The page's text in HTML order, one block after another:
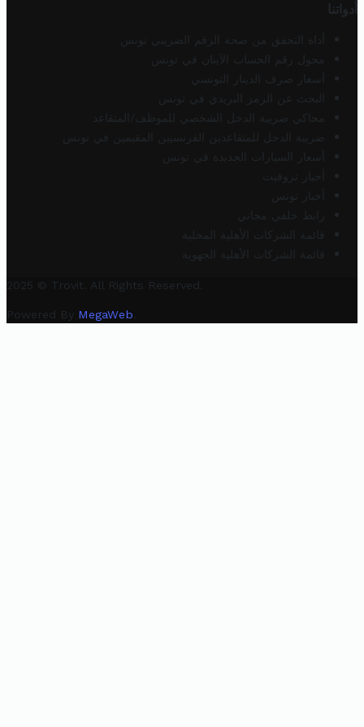
أدواتنا
أداة التحقق من صحة الرقم الضريبي تونس
محول رقم الحساب الآيبان في تونس
أسعار صرف الدينار التونسي
البحث عن الرمز البريدي في تونس
محاكي ضريبة الدخل الشخصي للموظف/المتقاعد
ضريبة الدخل للمتقاعدين الفرنسيين المقيمين في تونس
أسعار السيارات الجديدة في تونس
أخبار تروفيت
أخبار تونس
رابط خلفي مجاني
قائمة الشركات الأهلية المحلية
قائمة الشركات الأهلية الجهوية
2025 © Trovit. All Rights Reserved.
Powered By MegaWeb